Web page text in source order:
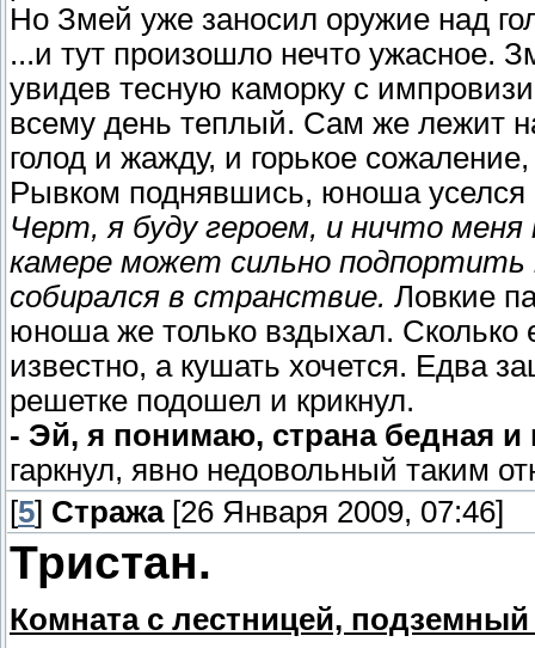
Но Змей уже заносил оружие над
...и тут произошло нечто ужасное.
увидев тесную каморку с
всему день теплый. Сам же лежит
голод и жажду, и горькое
Рывком поднявшись, юноша уселся
Черт, я буду героем, и ничто
камере может сильно
собирался в странствие. Ловкие
юноша же только вздыхал. Сколько
известно, а кушать хочется. Едва
решетке подошел и крикнул.
- Эй, я понимаю, страна бедная и
гаркнул, явно недовольный таким
[5] Стража[26 Января 2009, 07:46]
Тристан.
Комната с лестницей,